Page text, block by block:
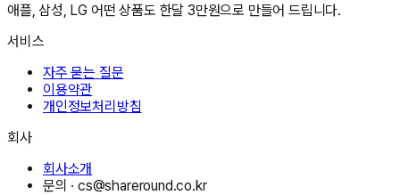
애플, 삼성, LG 어떤 상품도 한달 3만원으로 만들어 드립니다.
서비스
자주 묻는 질문
이용약관
개인정보처리방침
회사
회사소개
문의 ·cs@shareround.co.kr